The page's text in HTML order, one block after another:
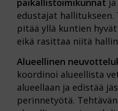
edustajat hallitukseen.
pitää yllä kuntien
eikä rasittaa niitä
Alueellinen
koordinoi alueellista
alueellaan ja edistää
perinnetyötä.